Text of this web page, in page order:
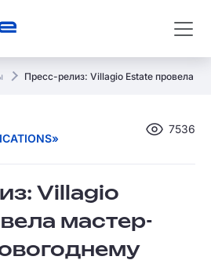
Пресс-релиз: Villagio Estate провела
7536
Villagio
мастер-